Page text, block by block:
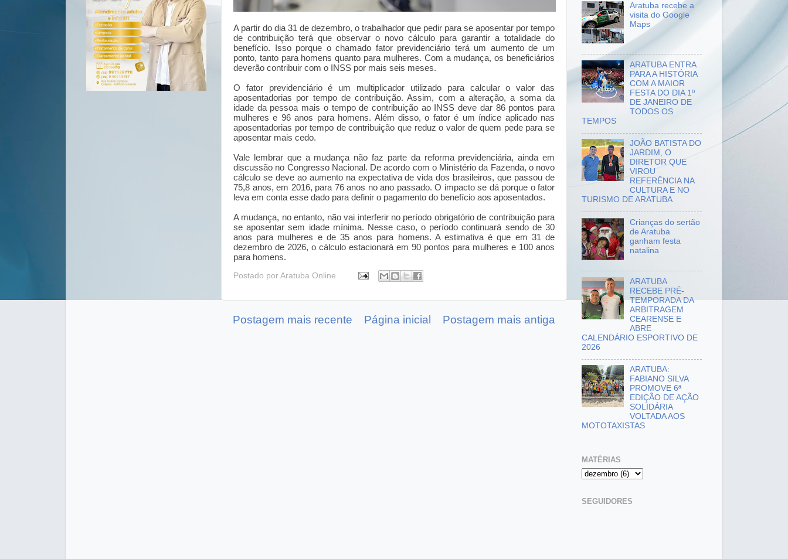
A partir do dia 31 de dezembro, o trabalhador que pedir para se aposentar por tempo
de contribuição terá que observar o novo cálculo para garantir a totalidade do
benefício. Isso porque o chamado fator previdenciário terá um aumento de um
ponto, tanto para homens quanto para mulheres. Com a mudança, os beneficiários
deverão contribuir com o INSS por mais seis meses.
O fator previdenciário é um multiplicador utilizado para calcular o valor das
aposentadorias por tempo de contribuição. Assim, com a alteração, a soma da
idade da pessoa mais o tempo de contribuição ao INSS deve dar 86 pontos para
mulheres e 96 anos para homens. Além disso, o fator é um índice aplicado nas
aposentadorias por tempo de contribuição que reduz o valor de quem pede para se
aposentar mais cedo.
Vale lembrar que a mudança não faz parte da reforma previdenciária, ainda em
discussão no Congresso Nacional. De acordo com o Ministério da Fazenda, o novo
cálculo se deve ao aumento na expectativa de vida dos brasileiros, que passou de
75,8 anos, em 2016, para 76 anos no ano passado. O impacto se dá porque o fator
leva em conta esse dado para definir o pagamento do benefício aos aposentados.
A mudança, no entanto, não vai interferir no período obrigatório de contribuição para
se aposentar sem idade mínima. Nesse caso, o período continuará sendo de 30
anos para mulheres e de 35 anos para homens. A estimativa é que em 31 de
dezembro de 2026, o cálculo estacionará em 90 pontos para mulheres e 100 anos
para homens.
Postado por Aratuba Online
Postagem mais recente Postagem mais antiga
Página inicial
Aratuba recebe a
visita do Google
Maps
ARATUBA ENTRA
PARA A HISTÓRIA
COM A MAIOR
FESTA DO DIA 1º
DE JANEIRO DE
TODOS OS
TEMPOS
JOÃO BATISTA DO
JARDIM, O
DIRETOR QUE
VIROU
REFERÊNCIA NA
CULTURA E NO
TURISMO DE ARATUBA
Crianças do sertão
de Aratuba
ganham festa
natalina
ARATUBA
RECEBE PRÉ-
TEMPORADA DA
ARBITRAGEM
CEARENSE E
ABRE
CALENDÁRIO ESPORTIVO DE
2026
ARATUBA:
FABIANO SILVA
PROMOVE 6ª
EDIÇÃO DE AÇÃO
SOLIDÁRIA
VOLTADA AOS
MOTOTAXISTAS
MATÉRIAS
SEGUIDORES